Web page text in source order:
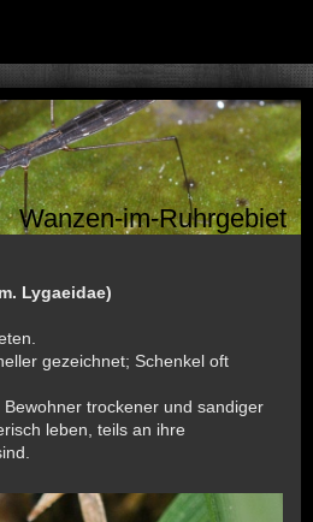
Wanzen-im-Ruhrgebiet
Lygaeidae)
gezeichnet; Schenkel oft
trockener und sandiger
leben, teils an ihre